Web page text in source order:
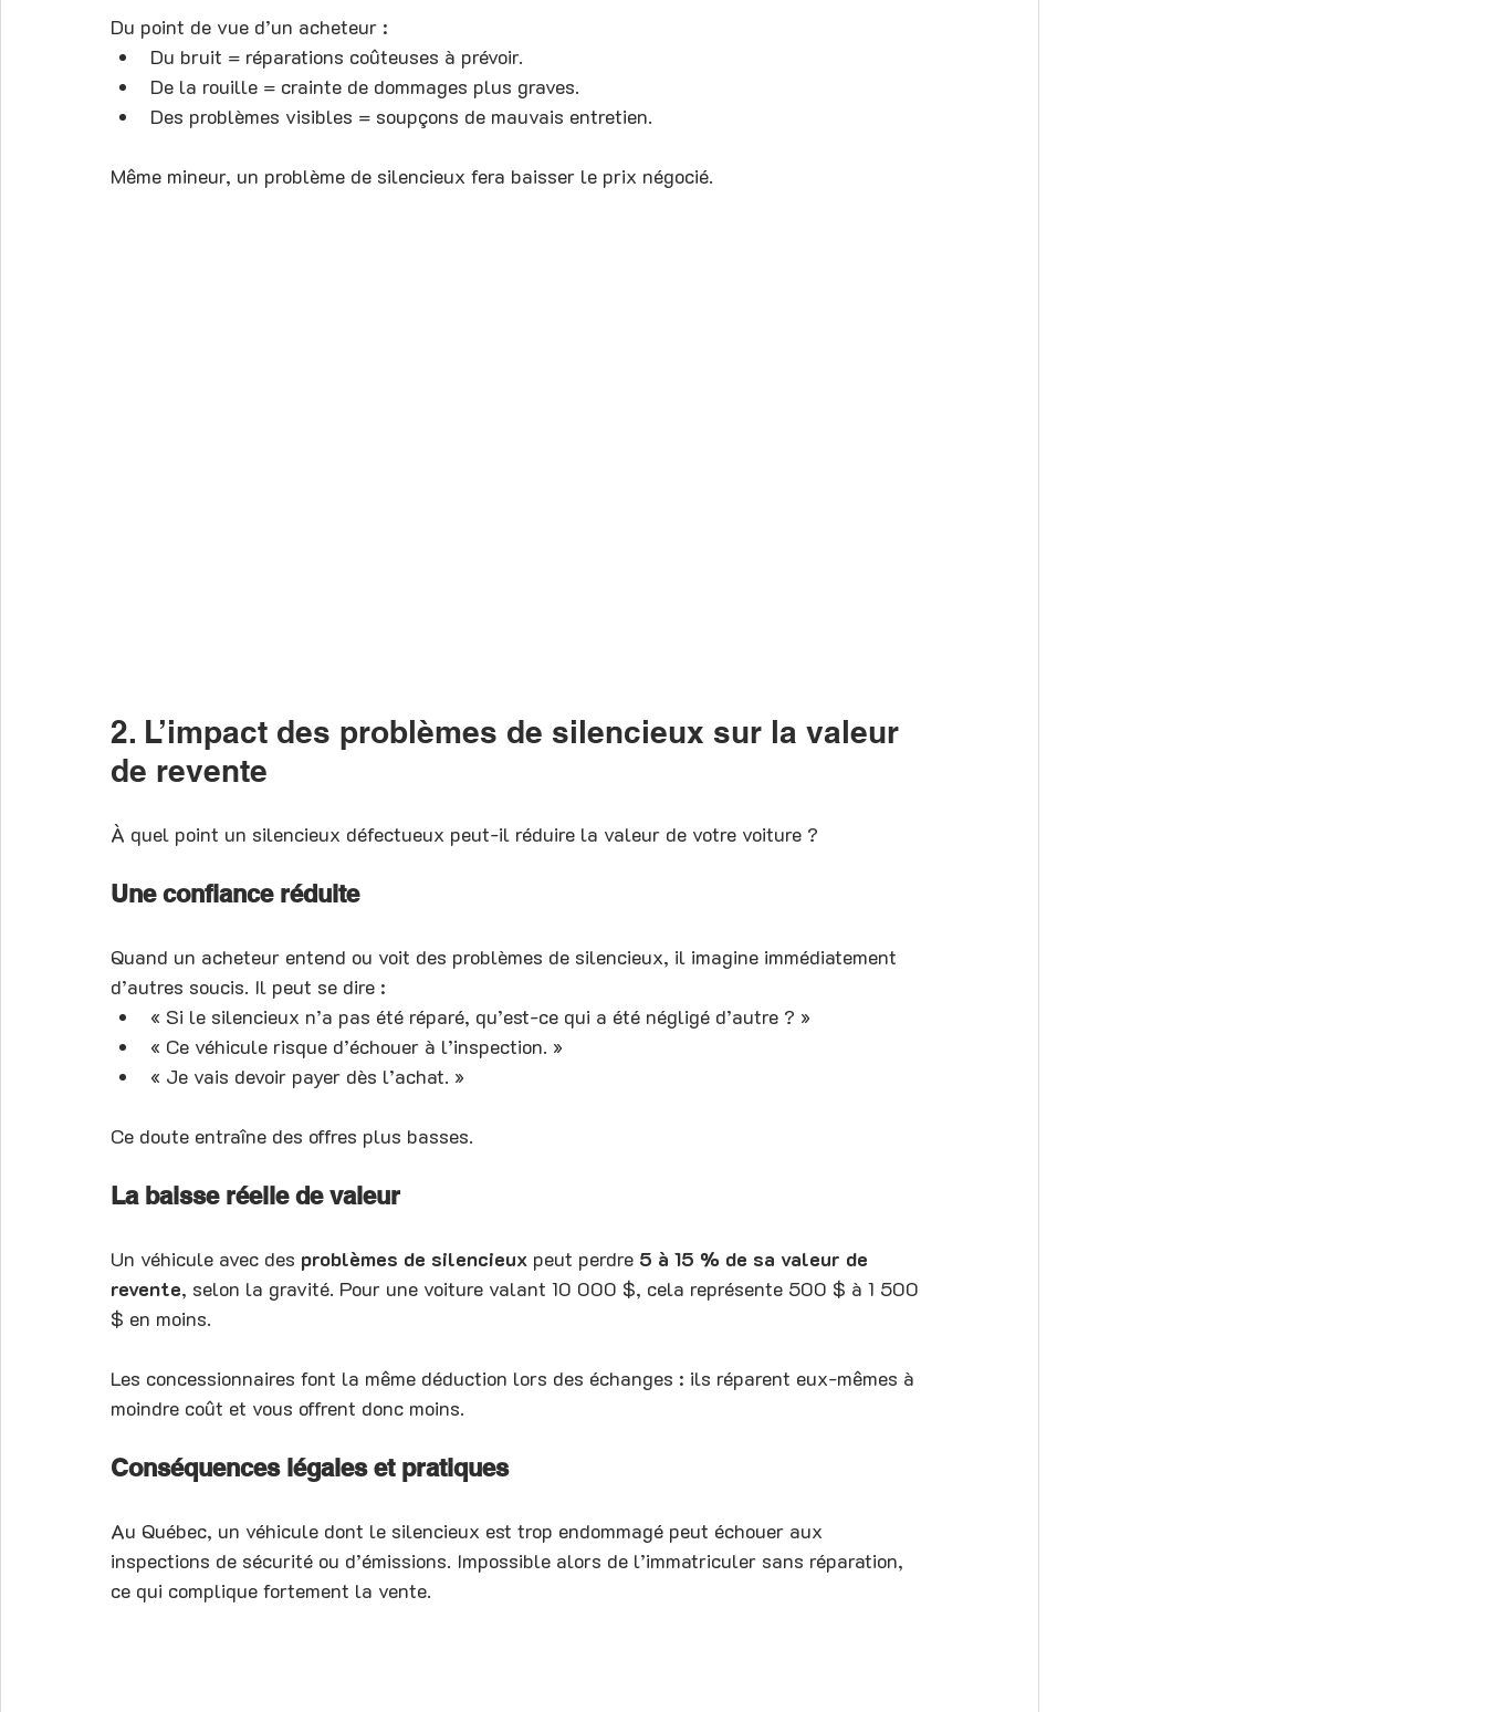
Du point de vue d’un acheteur :
Du bruit = réparations coûteuses à prévoir.
De la rouille = crainte de dommages plus graves.
Des problèmes visibles = soupçons de mauvais entretien.
Même mineur, un problème de silencieux fera baisser le prix négocié.
2. L’impact des problèmes de silencieux sur la valeur
de revente
À quel point un silencieux défectueux peut-il réduire la valeur de votre voiture ?
Une confiance réduite
Quand un acheteur entend ou voit des problèmes de silencieux, il imagine immédiatement
d’autres soucis. Il peut se dire :
« Si le silencieux n’a pas été réparé, qu’est-ce qui a été négligé d’autre ? »
« Ce véhicule risque d’échouer à l’inspection. »
« Je vais devoir payer dès l’achat. »
Ce doute entraîne des offres plus basses.
La baisse réelle de valeur
Un véhicule avec des problèmes de silencieux peut perdre 5 à 15 % de sa valeur de
revente, selon la gravité. Pour une voiture valant 10 000 $, cela représente 500 $ à 1 500
$ en moins.
Les concessionnaires font la même déduction lors des échanges : ils réparent eux-mêmes à
moindre coût et vous offrent donc moins.
Conséquences légales et pratiques
Au Québec, un véhicule dont le silencieux est trop endommagé peut échouer aux
inspections de sécurité ou d’émissions. Impossible alors de l’immatriculer sans réparation,
ce qui complique fortement la vente.